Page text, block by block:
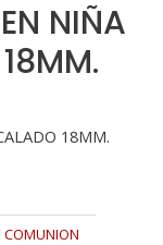
NIÑA
18MM.
COMUNION